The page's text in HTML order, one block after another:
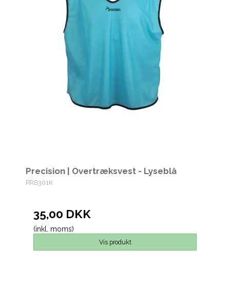
Precision | Overtræksvest - Lyseblå
PRB301K
35,00 DKK
(inkl. moms)
Vis produkt